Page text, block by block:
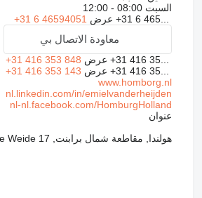
السبت 08:00 - 12:00
+31 6 465... عرض +31 6 46594051
معاودة الاتصال بي
+31 416 35... عرض +31 416 353 848
+31 416 35... عرض +31 416 353 143
www.homborg.nl
nl.linkedin.com/in/emielvanderheijden
nl-nl.facebook.com/HomburgHolland
عنوان
هولندا, مقاطعة شمال برابنت, 4264KM, VEEN, Verre Weide 17